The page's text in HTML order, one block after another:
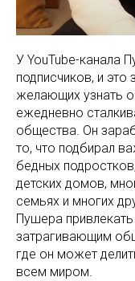
У YouTube-канала
подписчиков, и это
желающих узнать
ежедневно
общества. Он
то, что подбирал
бедных
детских домов,
семьях и многих
Пушера
затрагивающим
где он может
всем миром.